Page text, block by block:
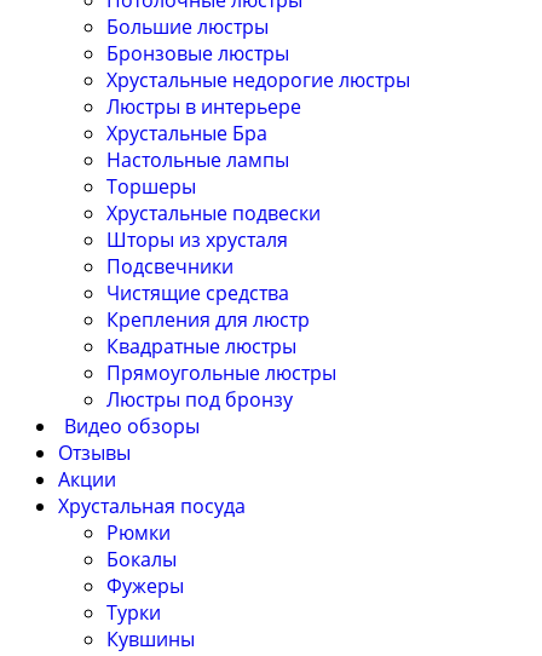
Большие люстры
Бронзовые люстры
Хрустальные недорогие люстры
Люстры в интерьере
Хрустальные Бра
Настольные лампы
Торшеры
Хрустальные подвески
Шторы из хрусталя
Подсвечники
Чистящие средства
Крепления для люстр
Квадратные люстры
Прямоугольные люстры
Люстры под бронзу
Видео обзоры
Отзывы
Акции
Хрустальная посуда
Рюмки
Бокалы
Фужеры
Турки
Кувшины